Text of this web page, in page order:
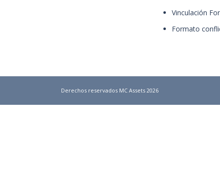
Vinculación
Formato
Derechos reservados MC Assets 2026